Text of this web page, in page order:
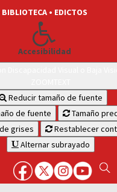
BIBLIOTECA • EDICTOS
Accesibilidad
Reducir tamaño de fuente
de fuente
Tamaño
grises
Restablecer
Alternar subrayado